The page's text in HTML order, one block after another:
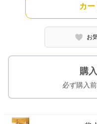
カ
お
購
必ず購入